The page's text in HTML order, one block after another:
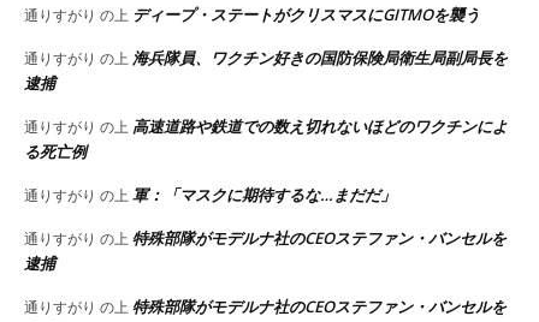
通りすがり の上 ディープ・ステートがクリスマスにGITMOを襲う
通りすがり の上 海兵隊員、ワクチン好きの国防保険局衛生局副局長を
逮捕
通りすがり の上 高速道路や鉄道での数え切れないほどのワクチンによ
る死亡例
通りすがり の上 軍：「マスクに期待するな…まだだ」
通りすがり の上 特殊部隊がモデルナ社のCEOステファン・バンセルを
逮捕
通りすがり の上 特殊部隊がモデルナ社のCEOステファン・バンセルを